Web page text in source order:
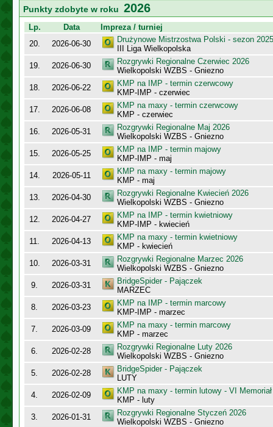
Punkty zdobyte w roku 2026
Lp. Data
Impreza / turniej
20.
2026-06-30
Drużynowe Mistrzostwa Polski - sezon
III Liga Wielkopolska
19.
2026-06-30
Rozgrywki Regionalne Czerwiec 2026
Wielkopolski WZBS - Gniezno
18.
2026-06-22
KMP na IMP - termin czerwcowy
KMP-IMP - czerwiec
17.
2026-06-08
KMP na maxy - termin czerwcowy
KMP - czerwiec
16.
2026-05-31
Rozgrywki Regionalne Maj 2026
Wielkopolski WZBS - Gniezno
15.
2026-05-25
KMP na IMP - termin majowy
KMP-IMP - maj
14.
2026-05-11
KMP na maxy - termin majowy
KMP - maj
13.
2026-04-30
Rozgrywki Regionalne Kwiecień 2026
Wielkopolski WZBS - Gniezno
12.
2026-04-27
KMP na IMP - termin kwietniowy
KMP-IMP - kwiecień
11.
2026-04-13
KMP na maxy - termin kwietniowy
KMP - kwiecień
10.
2026-03-31
Rozgrywki Regionalne Marzec 2026
Wielkopolski WZBS - Gniezno
9.
2026-03-31
BridgeSpider - Pajączek
MARZEC
8.
2026-03-23
KMP na IMP - termin marcowy
KMP-IMP - marzec
7.
2026-03-09
KMP na maxy - termin marcowy
KMP - marzec
6.
2026-02-28
Rozgrywki Regionalne Luty 2026
Wielkopolski WZBS - Gniezno
5.
2026-02-28
BridgeSpider - Pajączek
LUTY
4.
2026-02-09
KMP na maxy - termin lutowy - VI
KMP - luty
3.
2026-01-31
Rozgrywki Regionalne Styczeń 2026
Wielkopolski WZBS - Gniezno